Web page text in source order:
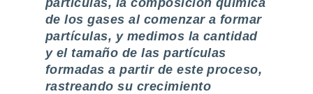
o a través
partículas, la composición química
de los gases al comenzar a formar
partículas, y medimos la cantidad
y el tamaño de las partículas
formadas a partir de este proceso,
rastreando su crecimiento